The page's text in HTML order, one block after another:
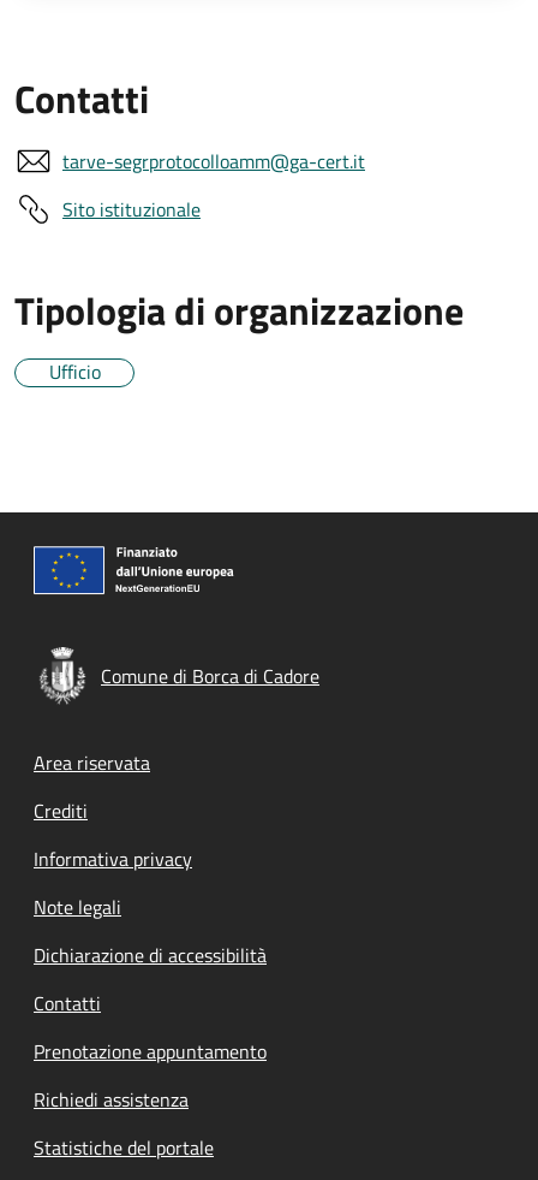
Contatti
tarve-segrprotocolloamm@ga-cert.it
Sito istituzionale
Tipologia di organizzazione
Ufficio
Comune di Borca di Cadore
Footer menu
Area riservata
Crediti
Informativa privacy
Note legali
Dichiarazione di accessibilità
Contatti
Prenotazione appuntamento
Richiedi assistenza
Statistiche del portale